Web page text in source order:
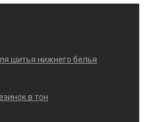
шитья нижнего белья
в тон